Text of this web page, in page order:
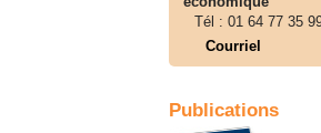
Tél : 01 64 77 35
Courriel
Publications